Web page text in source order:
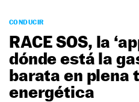
PODCAST
MOTOS
TECNOLOGÍA
SUPERCOCHES
CONDUCIR
RACE SOS, la
dónde está la
barata en plena
energética